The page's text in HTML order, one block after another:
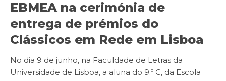
EBMEA na cerimónia de
entrega de prémios do
Clássicos em Rede em Lisboa
No dia 9 de junho, na Faculdade de Letras da
Universidade de Lisboa, a aluna do 9.º C, da Escola